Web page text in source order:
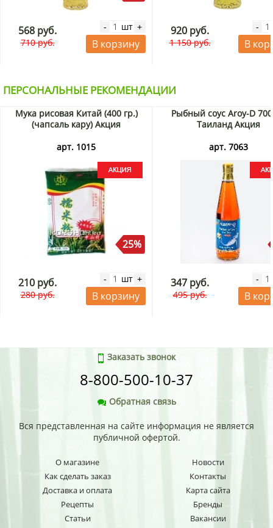
568 руб.
710 руб.
- шт +
В корзину
920 руб.
1 150 руб.
-
В
ПЕРСОНАЛЬНЫЕ РЕКОМЕНДАЦИИ
Мука рисовая Китай (400 гр.)
(чапсаль кару) Акция
арт. 1015
25%
210 руб.
280 руб.
- шт +
В корзину
Рыбный соус Aroy-D
Таиланд Акция
арт. 7063
347 руб.
495 руб.
-
В
Заказать звонок
8-800-500-10-37
Обратная связь
Вся представленная на сайте информация не является
публичной офертой.
О магазине
Как сделать заказ
Доставка и оплата
Рецепты
Статьи
Новости
Контакты
Карта сайта
Бренды
Вакансии